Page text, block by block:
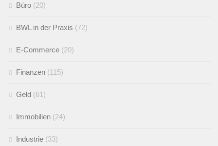
Büro (20)
BWL in der Praxis (72)
E-Commerce (20)
Finanzen (115)
Geld (61)
Immobilien (24)
Industrie (33)